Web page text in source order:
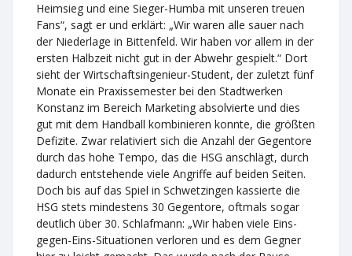
Heimsieg und eine Sieger-Humba mit unseren treuen
Fans“, sagt er und erklärt: „Wir waren alle sauer nach
der Niederlage in Bittenfeld. Wir haben vor allem in der
ersten Halbzeit nicht gut in der Abwehr gespielt.“ Dort
sieht der Wirtschaftsingenieur-Student, der zuletzt fünf
Monate ein Praxissemester bei den Stadtwerken
Konstanz im Bereich Marketing absolvierte und dies
gut mit dem Handball kombinieren konnte, die größten
Defizite. Zwar relativiert sich die Anzahl der Gegentore
durch das hohe Tempo, das die HSG anschlägt, durch
dadurch entstehende viele Angriffe auf beiden Seiten.
Doch bis auf das Spiel in Schwetzingen kassierte die
HSG stets mindestens 30 Gegentore, oftmals sogar
deutlich über 30. Schlafmann: „Wir haben viele Eins-
gegen-Eins-Situationen verloren und es dem Gegner